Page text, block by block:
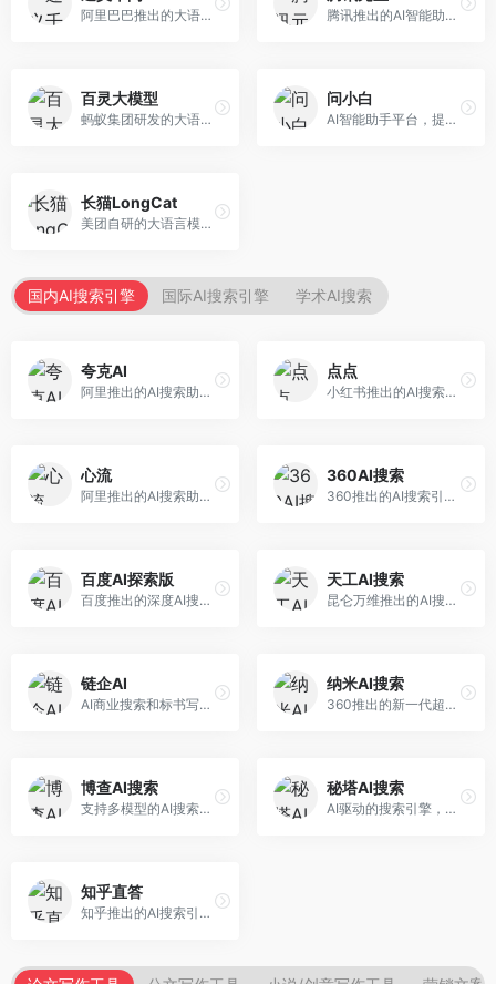
阿里巴巴推出的大语言模型平台，提供对话问答、文档处理、图像理解、代码编写等全方位AI服务。面向企业用户和个人开发者，集成阿里云生态，支持多模态交互，企业级安全保障。 腾讯推出的AI智能助手，整合微信生态和腾讯云服务。面向普通用户和企业客户，支持文档解析、图像理解、联网搜索等功能，与腾讯产品无缝衔接，办公协作便捷。
百灵大模型
蚂蚁集团研发的大语言模型平台，专注于金融科技和企业服务。面向金融机构和企业客户，提供智能客服、风险分析、文档处理等服务，金融场景理解深入。
问小白
AI智能助手平台，提供知识问答、文本创作、文档处理等服务。面向普通用户和职场人士，操作简便，响应速度快，支持多场景应用。
长猫LongCat
美团自研的大语言模型对话平台，专注于本地生活服务场景。面向美团生态用户，提供智能推荐、服务问答等功能，本地生活知识覆盖全面。
国内AI搜索引擎 国际AI搜索引擎 学术AI搜索
夸克AI
阿里推出的AI搜索助手，整合搜索与AI功能。面向年轻用户，提供智能搜索、文档处理、学习辅助等服务，与夸克生态深度整合。
点点
小红书推出的AI搜索应用，专注于生活方式内容搜索。面向小红书用户，提供生活攻略、消费决策、内容推荐等服务，生活方式内容丰富。
心流
阿里推出的AI搜索助手，专注于智能信息获取。面向普通用户，提供智能搜索、内容整理、知识问答等服务，与阿里生态深度整合。
360AI搜索
360推出的AI搜索引擎，专注于安全智能搜索。面向普通用户，提供智能问答、网页搜索、内容整理等服务，安全防护能力强。
百度AI探索版
百度推出的深度AI搜索引擎，整合百度知识图谱。面向中文用户，提供智能问答、知识探索、内容生成等服务，知识覆盖面广。
天工AI搜索
昆仑万维推出的AI搜索引擎，整合大模型与搜索能力。面向普通用户，提供智能问答、深度搜索、内容整理等服务，中文搜索体验好。
链企AI
AI商业搜索和标书写作工具，专注于企业服务场景。面向企业用户，提供商业信息搜索、标书生成、企业分析等服务，商业信息专业。
纳米AI搜索
360推出的新一代超级AI搜索，深度整合360搜索资源。面向普通用户，提供智能问答、多模态搜索、内容生成等服务，安全可靠。
博查AI搜索
支持多模型的AI搜索引擎，整合多种大模型能力。面向AI爱好者，提供多模型搜索、答案对比、深度分析等服务，模型选择灵活。
秘塔AI搜索
AI驱动的搜索引擎，专注于无广告直达结果。面向研究者和信息获取需求者，提供深度搜索、来源标注、答案整理等服务，搜索结果干净准确，信息可信度高。
知乎直答
知乎推出的AI搜索引擎，专注于知识问答场景。面向知识获取者，提供知乎内容搜索、智能问答、知识整理等服务，专业知识丰富。